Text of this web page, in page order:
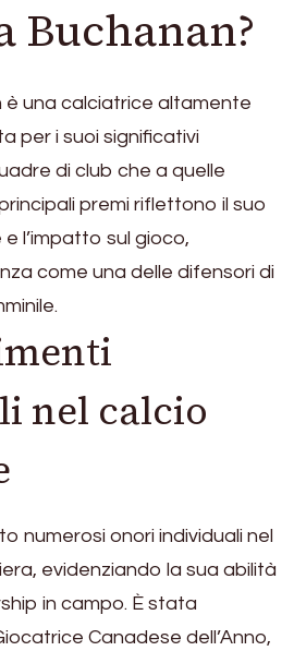
Buchanan?
è una calciatrice altamente
per i suoi significativi
di club che a quelle
premi riflettono il suo
l’impatto sul gioco,
come una delle difensori di
nel calcio
numerosi onori individuali nel
evidenziando la sua abilità
in campo. È stata
Canadese dell’Anno,